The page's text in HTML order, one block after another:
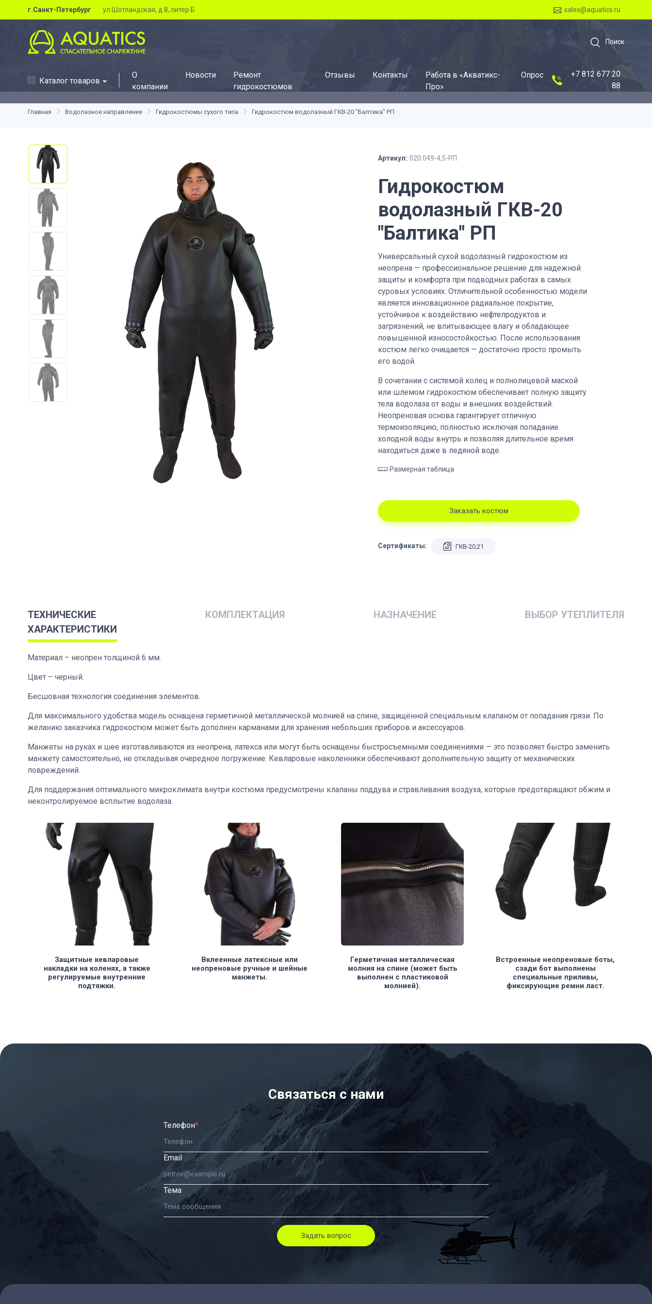
г.Санкт-Петербург ул.Шотландская, д.8, литер Б sales@aquatics.ru
Поиск
Каталог товаров
О
компании
Новости
Ремонт
гидрокостюмов
Отзывы Контакты
Работа в «Акватикс-
Про»
Опрос
+7 812 677 20
88
Главная Водолазное направление Гидрокостюмы сухого типа Гидрокостюм водолазный ГКВ-20 "Балтика" РП
Артикул: 020.049-4,5-РП
Гидрокостюм
водолазный ГКВ-20
"Балтика" РП
Универсальный сухой водолазный гидрокостюм из
неопрена — профессиональное решение для надежной
защиты и комфорта при подводных работах в самых
суровых условиях. Отличительной особенностью модели
является инновационное радиальное покрытие,
устойчивое к воздействию нефтепродуктов и
загрязнений, не впитывающее влагу и обладающее
повышенной износостойкостью. После использования
костюм легко очищается — достаточно просто промыть
его водой.
В сочетании с системой колец и полнолицевой маской
или шлемом гидрокостюм обеспечивает полную защиту
тела водолаза от воды и внешних воздействий.
Неопреновая основа гарантирует отличную
термоизоляцию, полностью исключая попадание
холодной воды внутрь и позволяя длительное время
находиться даже в ледяной воде.
Размерная таблица
Заказать костюм
Сертификаты: ГКВ-20,21
ТЕХНИЧЕСКИЕ
ХАРАКТЕРИСТИКИ
КОМПЛЕКТАЦИЯ НАЗНАЧЕНИЕ ВЫБОР УТЕПЛИТЕЛЯ
Материал – неопрен толщиной 6 мм.
Цвет – черный.
Бесшовная технология соединения элементов.
Для максимального удобства модель оснащена герметичной металлической молнией на спине, защищённой специальным клапаном от попадания грязи. По
желанию заказчика гидрокостюм может быть дополнен карманами для хранения небольших приборов и аксессуаров.
Манжеты на руках и шее изготавливаются из неопрена, латекса или могут быть оснащены быстросъемными соединениями — это позволяет быстро заменить
манжету самостоятельно, не откладывая очередное погружение. Кевларовые наколенники обеспечивают дополнительную защиту от механических
повреждений.
Для поддержания оптимального микроклимата внутри костюма предусмотрены клапаны поддува и стравливания воздуха, которые предотвращают обжим и
неконтролируемое всплытие водолаза.
Защитные кевларовые
накладки на коленях, а также
регулируемые внутренние
подтяжки.
Вклеенные латексные или
неопреновые ручные и шейные
манжеты.
Герметичная металлическая
молния на спине (может быть
выполнен с пластиковой
молнией).
Встроенные неопреновые боты,
сзади бот выполнены
специальные приливы,
фиксирующие ремни ласт.
Связаться с нами
Телефон*
Email
Тема
Задать вопрос